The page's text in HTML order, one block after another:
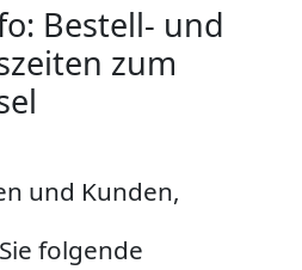
Bestell- und
zum
und Kunden,
folgende